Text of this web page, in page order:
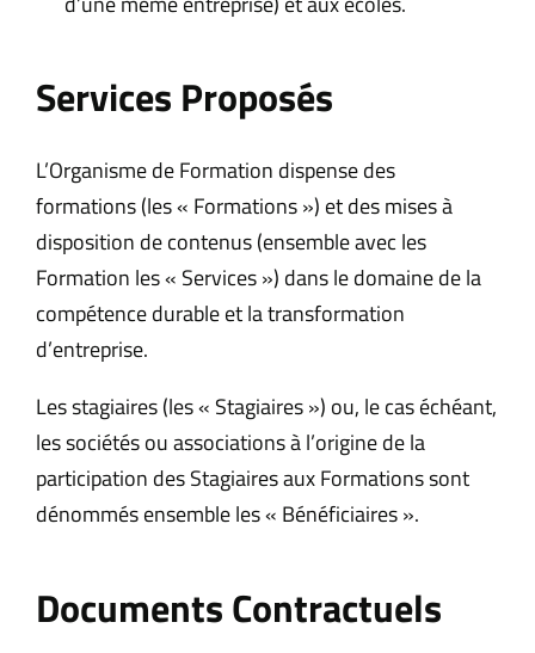
Services Proposés
L’Organisme de Formation dispense des
formations (les « Formations ») et des mises à
disposition de contenus (ensemble avec les
Formation les « Services ») dans le domaine de la
compétence durable et la transformation
d’entreprise.
Les stagiaires (les « Stagiaires ») ou, le cas échéant,
les sociétés ou associations à l’origine de la
participation des Stagiaires aux Formations sont
dénommés ensemble les « Bénéficiaires ».
Documents Contractuels